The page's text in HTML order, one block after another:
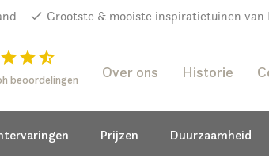
done Grootste & mooiste inspiratietuinen van
starstarstar_half
beoordelingen Over ons Historie
Prijzen Duurzaamheid